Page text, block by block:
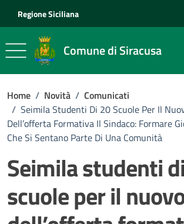
Regione Siciliana
Comune di Siracusa
Home / Novità / Comunicati
/ Seimila Studenti Di 20 Scuole Per Il
Dell’offerta Formativa Il Sindaco: Formare
Che Si Sentano Parte Di Una Comunità
Seimila studenti
scuole per il